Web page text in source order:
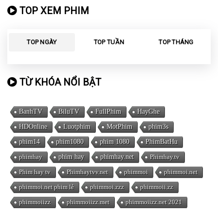
TOP XEM PHIM
TOP NGÀY TOP TUẦN TOP THÁNG
TỪ KHÓA NỔI BẬT
BanhTV BiluTV FullPhim HayGhe
HDOnline Luotphim MotPhim phim3s
phim14 phim1080 phim 1080 PhimBatHu
phimhay phim hay phimhay.net Phimhay.tv
Phim hay tv Phimhaytvv.net phimmoi phimmoi.net
phimmoi.net phim lẻ phimmoi.zzz phimmoii.zz
phimmoiizz phimmoiizz.met phimmoiizz.net 2021